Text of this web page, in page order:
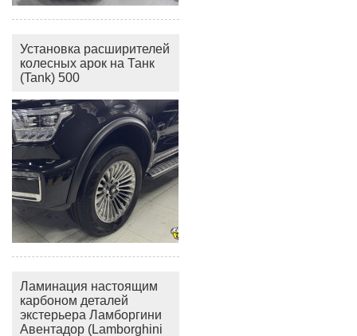
Установка расширителей
колесных арок на Танк
(Tank) 500
Ламинация настоящим
карбоном деталей
экстерьера Ламборгини
Авентадор (Lamborghini